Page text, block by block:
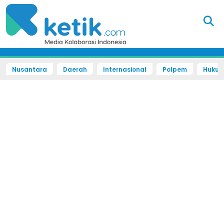
Nusantara Daerah Internasional Polpem